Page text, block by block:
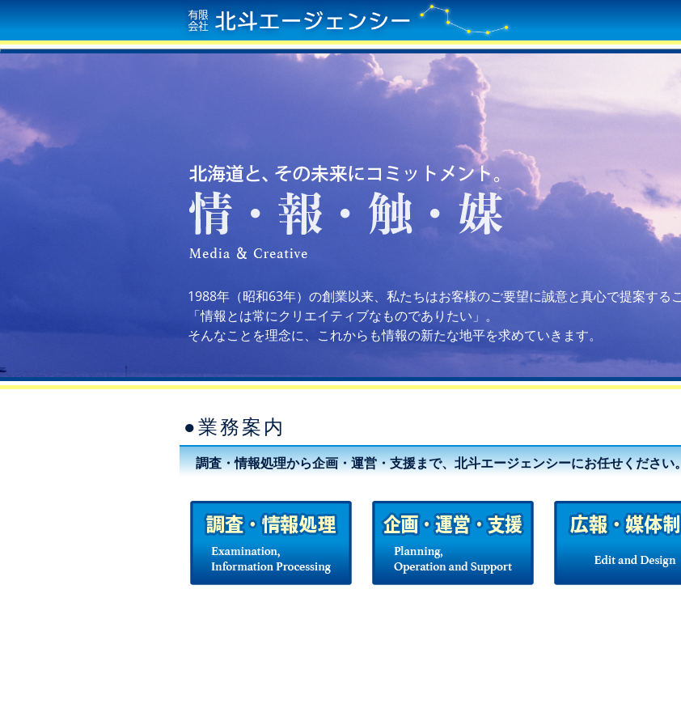
1988年（昭和63年）の創業以来、私たちはお客様のご要望に誠意と真心で提案する
「情報とは常にクリエイティブなものでありたい」。
そんなことを理念に、これからも情報の新たな地平を求めていきます。
●業務案内
調査・情報処理から企画・運営・支援まで、北斗エージェンシーにお任せください